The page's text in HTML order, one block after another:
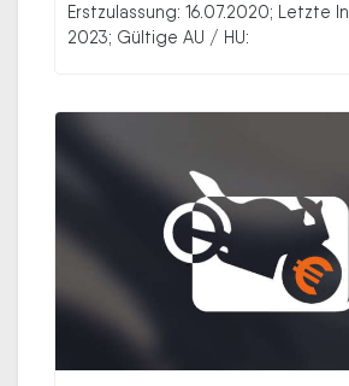
Erstzulassung: 16.07.2020; Letzte
2023; Gültige AU / HU: